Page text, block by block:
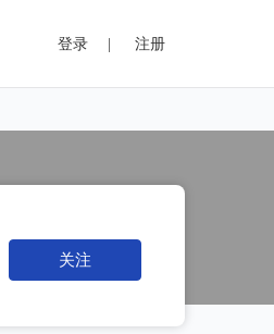
关注
登录 注册